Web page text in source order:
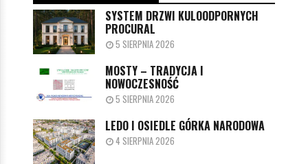
SYSTEM DRZWI KULOODPORNYCH
PROCURAL
5 SIERPNIA 2026
MOSTY – TRADYCJA I
NOWOCZESNOŚĆ
5 SIERPNIA 2026
LEDO I OSIEDLE GÓRKA NARODOWA
4 SIERPNIA 2026